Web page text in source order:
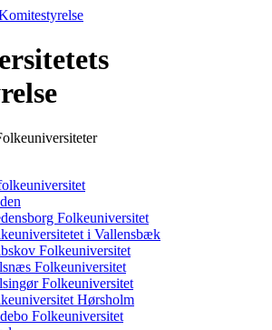
Folkeuniversitet
i Vallensbæk
Folkeuniversitet
Folkeuniversitet
Folkeuniversitet
Hørsholm
Folkeuniversitet